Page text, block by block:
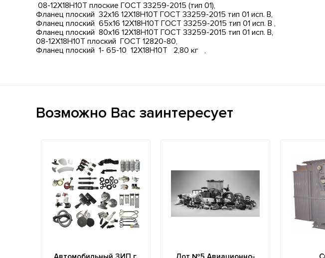
08-12Х18Н10Т плоские ГОСТ 33259-2015 (тип 01),
Фланец плоский 32х16 12Х18Н10Т ГОСТ 33259-2015 тип 01 исп. В,
Фланец плоский 65х16 12Х18Н10Т ГОСТ 33259-2015 тип 01 исп. В ,
Фланец плоский 80х16 12Х18Н10Т ГОСТ 33259-2015 тип 01 исп. В,
08-12Х18Н10Т плоский ГОСТ 12820-80,
Фланец плоский 1- 65-10 12Х18Н10Т 2,80 кг ,
Возможно Вас заинтересует